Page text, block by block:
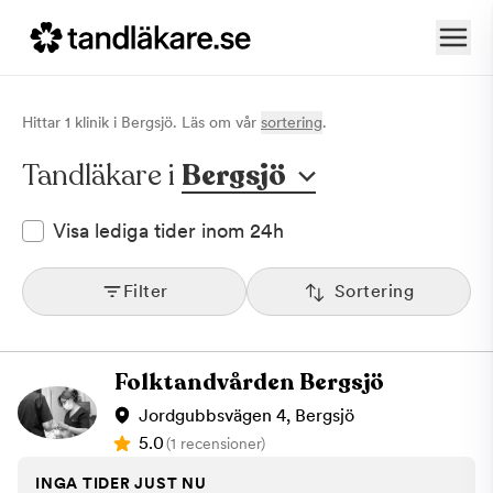
Hittar 1 klinik i Bergsjö. Läs om vår sortering.
Tandläkare i Bergsjö
Visa lediga tider inom 24h
Filter Sortering
Folktandvården Bergsjö
Jordgubbsvägen 4, Bergsjö
5.0(1 recensioner)
INGA TIDER JUST NU